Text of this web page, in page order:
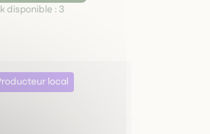
disponible :3